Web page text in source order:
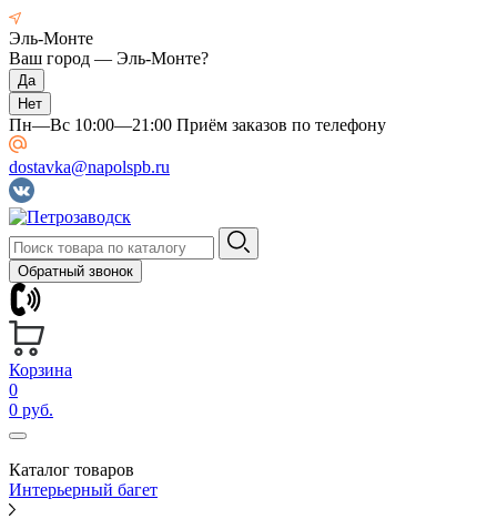
Эль-Монте
Ваш город — Эль-Монте?
Пн—Вс 10:00—21:00 Приём заказов по телефону
dostavka@napolspb.ru
Обратный звонок
Корзина
0
0 руб.
Каталог товаров
Интерьерный багет